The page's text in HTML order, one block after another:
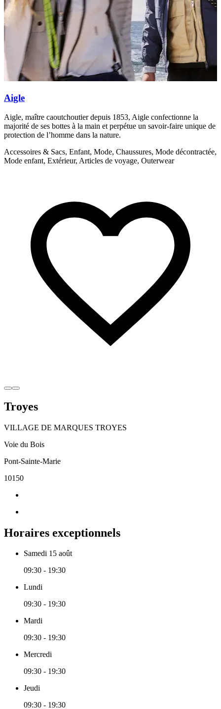
Aigle
Aigle, maître caoutchoutier depuis 1853, Aigle confectionne la
majorité de ses bottes à la main et perpétue un savoir-faire unique de
protection de l’homme dans la nature.
Accessoires & Sacs, Enfant, Mode, Chaussures, Mode décontractée,
Mode enfant, Extérieur, Articles de voyage, Outerwear
Troyes
VILLAGE DE MARQUES TROYES
Voie du Bois
Pont-Sainte-Marie
10150
Horaires exceptionnels
Samedi 15 août
09:30 - 19:30
Lundi
09:30 - 19:30
Mardi
09:30 - 19:30
Mercredi
09:30 - 19:30
Jeudi
09:30 - 19:30